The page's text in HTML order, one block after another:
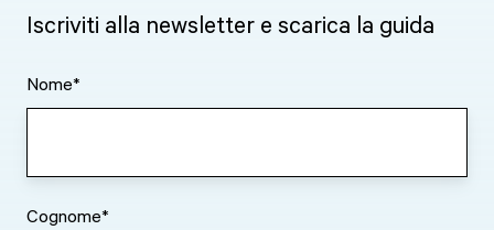
Iscriviti alla newsletter e scarica la guida
Nome*
Cognome*